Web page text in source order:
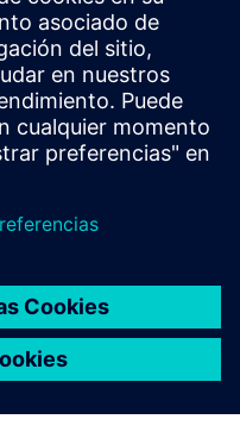
nosotros